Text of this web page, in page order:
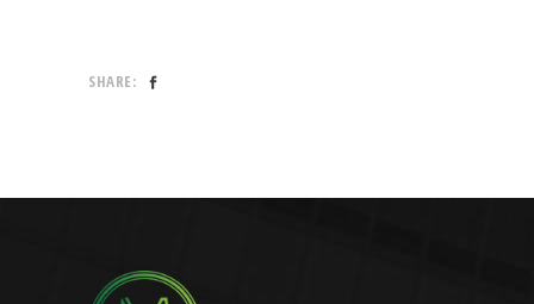
SHARE: